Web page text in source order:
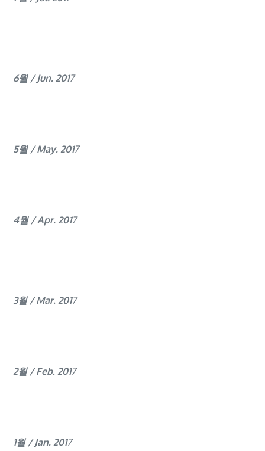
6월 / Jun. 2017
5월 / May. 2017
4월 / Apr. 2017
3월 / Mar. 2017
2월 / Feb. 2017
1월 / Jan. 2017